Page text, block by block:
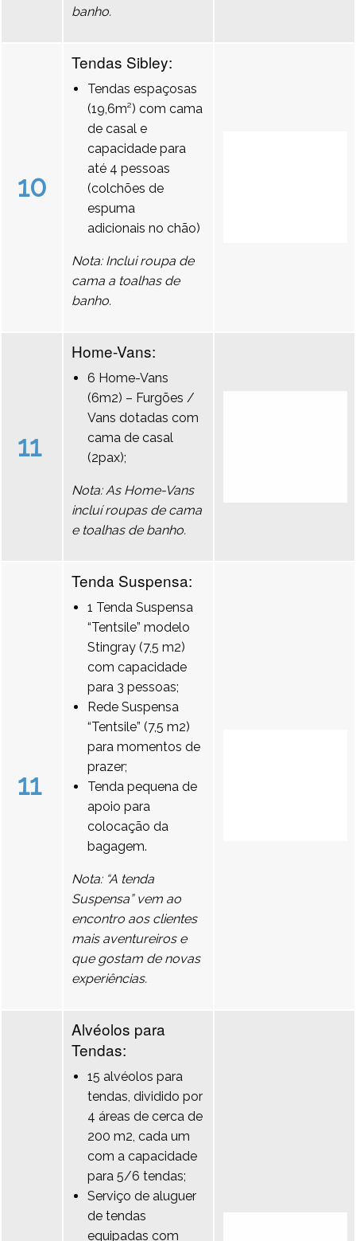
banho.
10
Tendas Sibley:
Tendas espaçosas
(19,6m²) com cama
de casal e
capacidade para
até 4 pessoas
(colchões de
espuma
adicionais no chão)
Nota: Inclui roupa de
cama a toalhas de
banho.
11
Home-Vans:
6 Home-Vans
(6m2) – Furgões /
Vans dotadas com
cama de casal
(2pax);
Nota: As Home-Vans
incluí roupas de cama
e toalhas de banho.
11
Tenda Suspensa:
1 Tenda Suspensa
“Tentsile” modelo
Stingray (7,5 m2)
com capacidade
para 3 pessoas;
Rede Suspensa
“Tentsile” (7,5 m2)
para momentos de
prazer;
Tenda pequena de
apoio para
colocação da
bagagem.
Nota: “A tenda
Suspensa” vem ao
encontro aos clientes
mais aventureiros e
que gostam de novas
experiências.
Alvéolos para
Tendas:
15 alvéolos para
tendas, dividido por
4 áreas de cerca de
200 m2, cada um
com a capacidade
para 5/6 tendas;
Serviço de aluguer
de tendas
equipadas com